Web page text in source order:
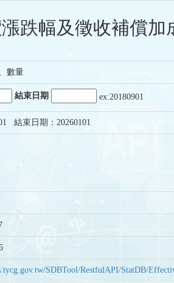
跌幅及徵收補償
數量
結束日期 ex:20180901
結束日期：20260101
SDBTool/RestfulAPI/StatDB/